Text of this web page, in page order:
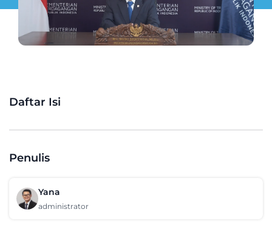
Daftar Isi
Penulis
Yana
administrator